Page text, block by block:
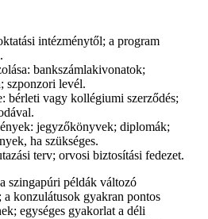
intézménytől; a program
bankszámlakivonatok;
szponzori levél.
bérleti vagy kollégiumi szerződés;
jegyzőkönyvek; diplomák;
ha szükséges.
terv; orvosi biztosítási fedezet.
szingapúri példák változó
konzulátusok gyakran pontos
egységes gyakorlat a déli